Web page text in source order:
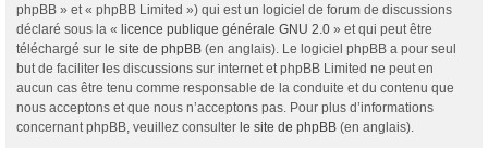
phpBB » et « phpBB Limited ») qui est un logiciel de forum de discussions
déclaré sous la « licence publique générale GNU 2.0 » et qui peut être
téléchargé sur le site de phpBB (en anglais). Le logiciel phpBB a pour seul
but de faciliter les discussions sur internet et phpBB Limited ne peut en
aucun cas être tenu comme responsable de la conduite et du contenu que
nous acceptons et que nous n’acceptons pas. Pour plus d’informations
concernant phpBB, veuillez consulter le site de phpBB (en anglais).